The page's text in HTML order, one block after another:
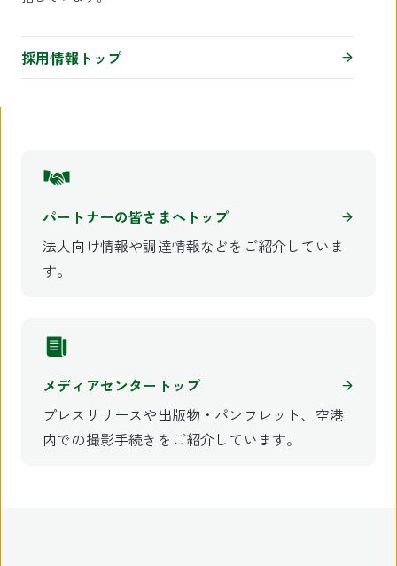
採用情報トップ
パートナーの皆さまへトップ
法人向け情報や調達情報などをご紹介していま
す。
メディアセンタートップ
プレスリリースや出版物・パンフレット、空港
内での撮影手続きをご紹介しています。